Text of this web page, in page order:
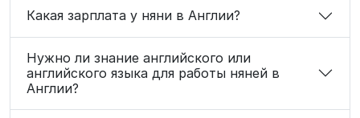
Какая зарплата у няни в Англии?
Нужно ли знание английского или
английского языка для работы няней в
Англии?